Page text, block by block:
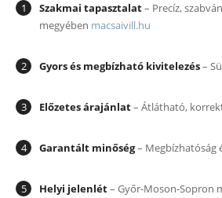
Szakmai tapasztalat– Precíz,
megyében macsaivill.hu
Gyors és megbízható kivitelezés–
Előzetes árajánlat– Átlátható,
Garantált minőség– Megbízhatóság
Helyi jelenlét– Győr-Moson-Sopron